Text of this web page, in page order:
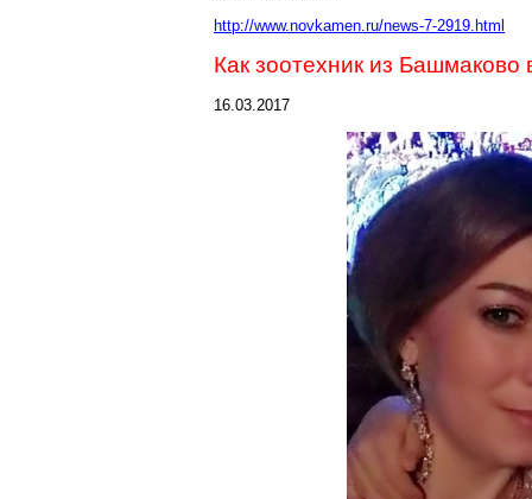
http://www.novkamen.ru/news-7-2919.html
Как зоотехник из Башмаково
16.03.2017